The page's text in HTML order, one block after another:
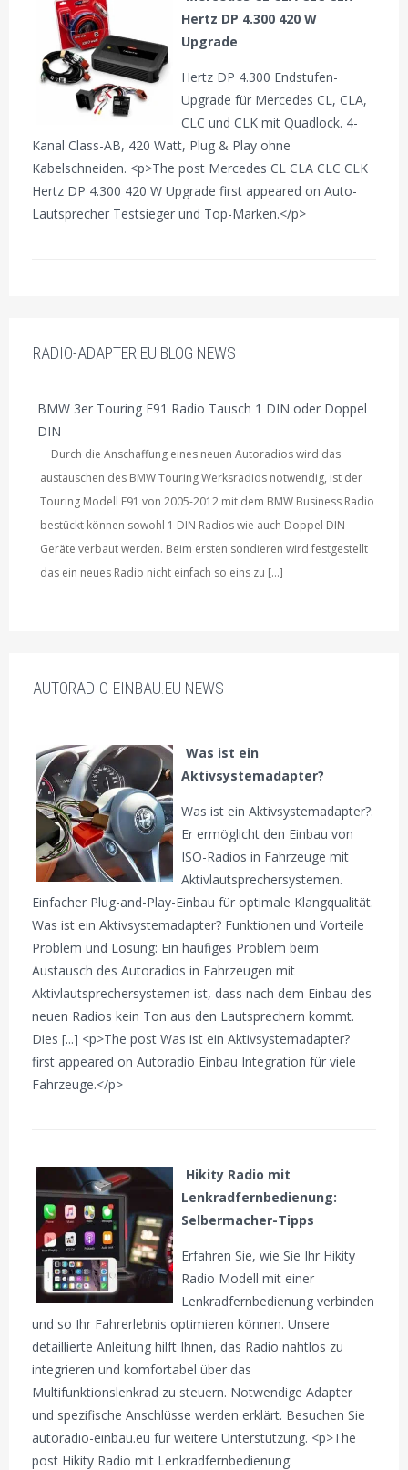
Hertz DP 4.300 420 W
Upgrade
Hertz DP 4.300 Endstufen-
Upgrade für Mercedes CL, CLA,
CLC und CLK mit Quadlock. 4-
Kanal Class-AB, 420 Watt, Plug & Play ohne
Kabelschneiden. <p>The post Mercedes CL CLA CLC CLK
Hertz DP 4.300 420 W Upgrade first appeared on Auto-
Lautsprecher Testsieger und Top-Marken.</p>
RADIO-ADAPTER.EU BLOG NEWS
BMW 3er Touring E91 Radio Tausch 1 DIN oder Doppel
DIN
Durch die Anschaffung eines neuen Autoradios wird das
austauschen des BMW Touring Werksradios notwendig, ist der
Touring Modell E91 von 2005-2012 mit dem BMW Business Radio
bestückt können sowohl 1 DIN Radios wie auch Doppel DIN
Geräte verbaut werden. Beim ersten sondieren wird festgestellt
das ein neues Radio nicht einfach so eins zu […]
AUTORADIO-EINBAU.EU NEWS
Was ist ein
Aktivsystemadapter?
Was ist ein Aktivsystemadapter?:
Er ermöglicht den Einbau von
ISO-Radios in Fahrzeuge mit
Aktivlautsprechersystemen.
Einfacher Plug-and-Play-Einbau für optimale Klangqualität.
Was ist ein Aktivsystemadapter? Funktionen und Vorteile
Problem und Lösung: Ein häufiges Problem beim
Austausch des Autoradios in Fahrzeugen mit
Aktivlautsprechersystemen ist, dass nach dem Einbau des
neuen Radios kein Ton aus den Lautsprechern kommt.
Dies [...] <p>The post Was ist ein Aktivsystemadapter?
first appeared on Autoradio Einbau Integration für viele
Fahrzeuge.</p>
Hikity Radio mit
Lenkradfernbedienung:
Selbermacher-Tipps
Erfahren Sie, wie Sie Ihr Hikity
Radio Modell mit einer
Lenkradfernbedienung verbinden
und so Ihr Fahrerlebnis optimieren können. Unsere
detaillierte Anleitung hilft Ihnen, das Radio nahtlos zu
integrieren und komfortabel über das
Multifunktionslenkrad zu steuern. Notwendige Adapter
und spezifische Anschlüsse werden erklärt. Besuchen Sie
autoradio-einbau.eu für weitere Unterstützung. <p>The
post Hikity Radio mit Lenkradfernbedienung: